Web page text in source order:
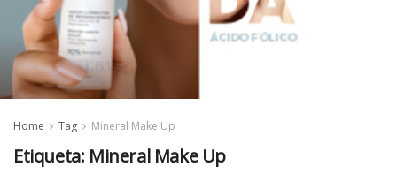
Home Tag Mineral Make Up
Etiqueta: Mineral Make Up